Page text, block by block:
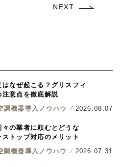
NEXT
なぜ起こる？グリスフィ
意点を徹底解説
調機器導入ノウハウ
2026.08.07
の業者に頼むとどうな
トップ対応のメリット
調機器導入ノウハウ
2026.07.31